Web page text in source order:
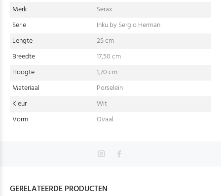
Merk
Serax
Serie
Inku by Sergio Herman
Lengte
25 cm
Breedte
17,50 cm
Hoogte
1,70 cm
Materiaal
Porselein
Kleur
Wit
Vorm
Ovaal
GERELATEERDE PRODUCTEN